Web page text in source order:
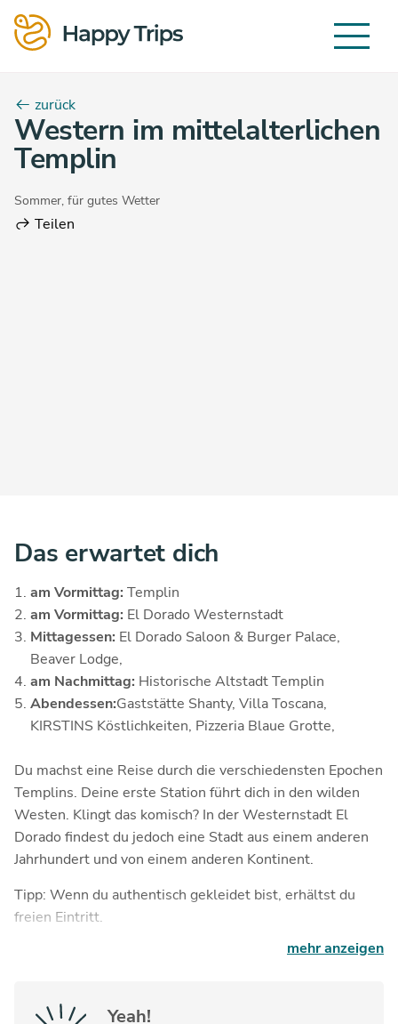
zurück
Western im mittelalterlichen
Templin
Sommer, für gutes Wetter
Teilen
Das erwartet dich
am Vormittag: Templin
am Vormittag: El Dorado Westernstadt
Mittagessen: El Dorado Saloon & Burger Palace,
Beaver Lodge,
am Nachmittag: Historische Altstadt Templin
Abendessen:Gaststätte Shanty, Villa Toscana,
KIRSTINS Köstlichkeiten, Pizzeria Blaue Grotte,
Du machst eine Reise durch die verschiedensten Epochen
Templins. Deine erste Station führt dich in den wilden
Westen. Klingt das komisch? In der Westernstadt El
Dorado findest du jedoch eine Stadt aus einem anderen
Jahrhundert und von einem anderen Kontinent.
Tipp: Wenn du authentisch gekleidet bist, erhältst du
freien Eintritt.
Mittags erkundest du das mittelalterliche Templin und
Faust erkunden.
mehr anzeigen
Yeah!